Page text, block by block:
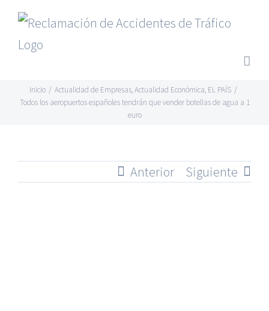
Saltar
contenido
Inicio / Actualidad de Empresas,Actualidad Económica, EL PAÍS /
Todos los aeropuertos españoles tendrán que vender botellas de agua a 1
euro
Anterior Siguiente